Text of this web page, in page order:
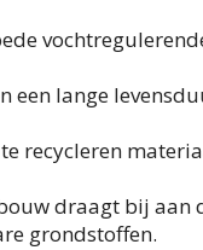
een lange
recycleren
draagt bij aan
grondstoffen.